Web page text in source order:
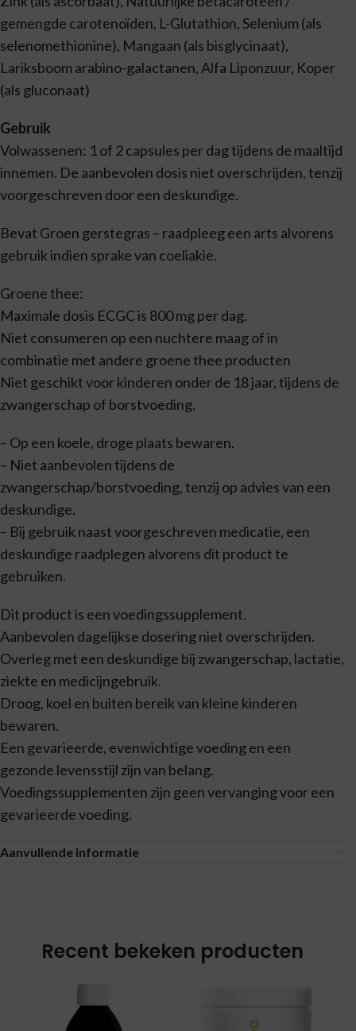
gemengde carotenoïden, L-Glutathion, Selenium (als
selenomethionine), Mangaan (als bisglycinaat),
Lariksboom arabino-galactanen, Alfa Liponzuur, Koper
(als gluconaat)
Gebruik
Volwassenen: 1 of 2 capsules per dag tijdens de maaltijd
innemen. De aanbevolen dosis niet overschrijden, tenzij
voorgeschreven door een deskundige.
Bevat Groen gerstegras – raadpleeg een arts alvorens
gebruik indien sprake van coeliakie.
Groene thee:
Maximale dosis ECGC is 800 mg per dag.
Niet consumeren op een nuchtere maag of in
combinatie met andere groene thee producten
Niet geschikt voor kinderen onder de 18 jaar, tijdens de
zwangerschap of borstvoeding.
– Op een koele, droge plaats bewaren.
– Niet aanbevolen tijdens de
zwangerschap/borstvoeding, tenzij op advies van een
deskundige.
– Bij gebruik naast voorgeschreven medicatie, een
deskundige raadplegen alvorens dit product te
gebruiken.
Dit product is een voedingssupplement.
Aanbevolen dagelijkse dosering niet overschrijden.
Overleg met een deskundige bij zwangerschap, lactatie,
ziekte en medicijngebruik.
Droog, koel en buiten bereik van kleine kinderen
bewaren.
Een gevarieerde, evenwichtige voeding en een
gezonde levensstijl zijn van belang.
Voedingssupplementen zijn geen vervanging voor een
gevarieerde voeding.
Aanvullende informatie
Recent bekeken producten